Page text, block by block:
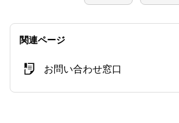
関連ページ
お問い合わせ窓口